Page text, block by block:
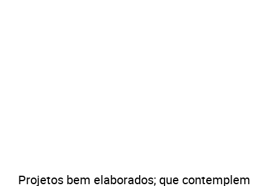
Projetos bem elaborados; que contemplem